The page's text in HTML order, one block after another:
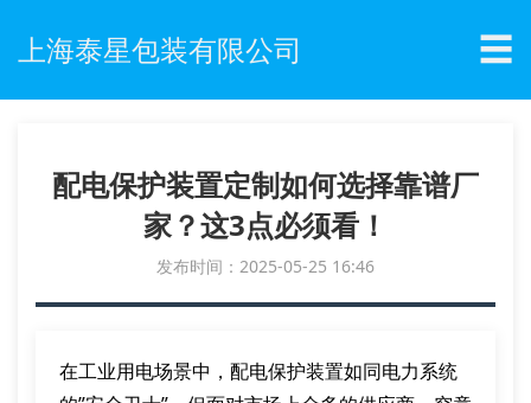
上海泰星包装有限公司 ☰
配电保护装置定制如何选择靠谱厂
家？这3点必须看！
发布时间：2025-05-25 16:46
在工业用电场景中，配电保护装置如同电力系统